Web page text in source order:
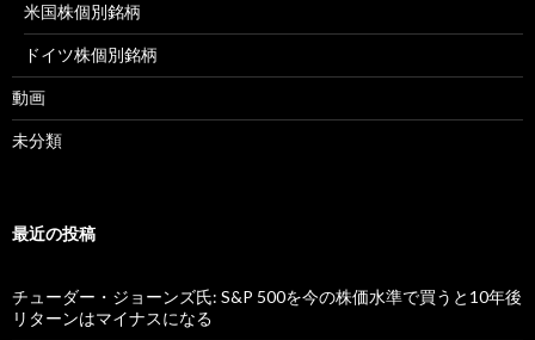
米国株個別銘柄
ドイツ株個別銘柄
動画
未分類
最近の投稿
チューダー・ジョーンズ氏: S&P 500を今の株価水準で買うと10年後
リターンはマイナスになる